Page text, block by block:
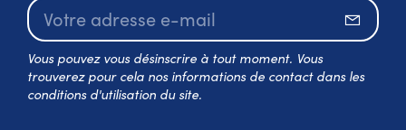
Vous pouvez vous désinscrire à tout moment. Vous
trouverez pour cela nos informations de contact dans les
conditions d'utilisation du site.